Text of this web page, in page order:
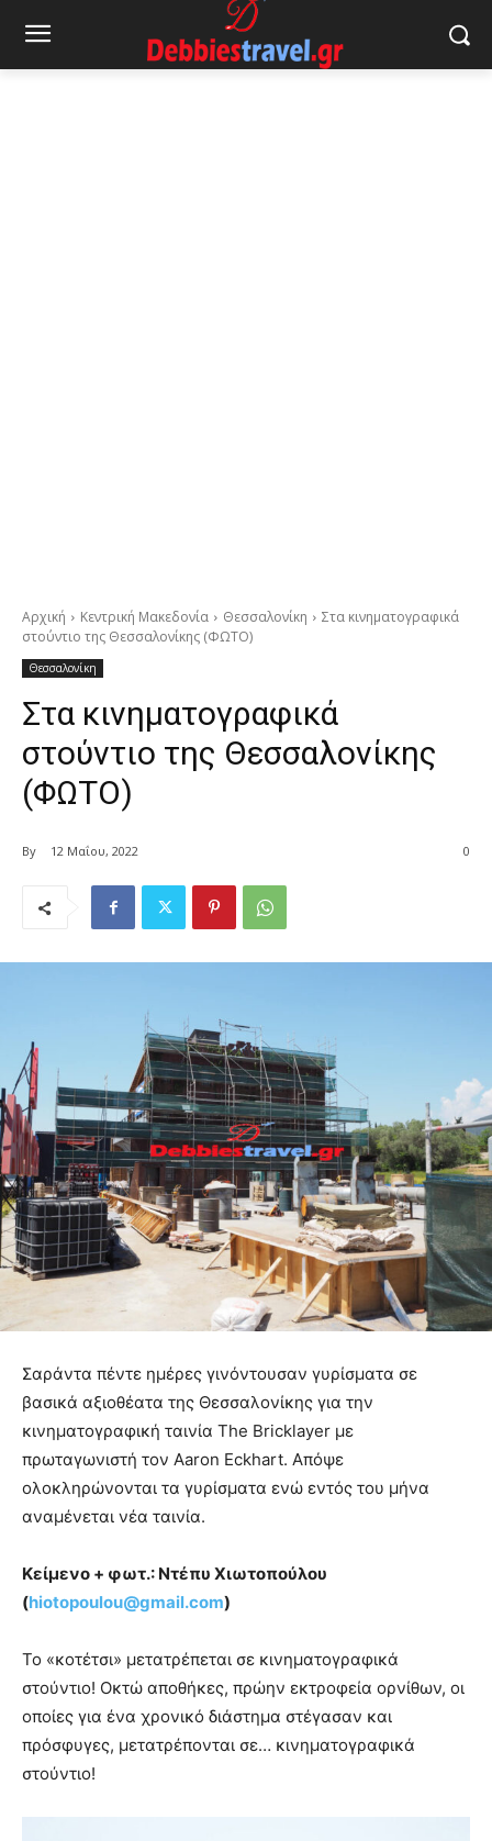
Αρχική Κεντρική Μακεδονία Θεσσαλονίκη
Στα κινηματογραφικά
στούντιο της Θεσσαλονίκης (ΦΩΤΟ)
Θεσσαλονίκη
Στα κινηματογραφικά
στούντιο της Θεσσαλονίκης
(ΦΩΤΟ)
By 12 Μαΐου, 2022 0
Σαράντα πέντε ημέρες γινόντουσαν γυρίσματα σε
βασικά αξιοθέατα της Θεσσαλονίκης για την
κινηματογραφική ταινία The Bricklayer με
πρωταγωνιστή τον Aaron Eckhart. Απόψε
ολοκληρώνονται τα γυρίσματα ενώ εντός του μήνα
αναμένεται νέα ταινία.
Κείμενο + φωτ.: Ντέπυ Χιωτοπούλου
(hiotopoulou@gmail.com)
Το «κοτέτσι» μετατρέπεται σε κινηματογραφικά
στούντιο! Οκτώ αποθήκες, πρώην εκτροφεία ορνίθων, οι
οποίες για ένα χρονικό διάστημα στέγασαν και
πρόσφυγες, μετατρέπονται σε… κινηματογραφικά
στούντιο!